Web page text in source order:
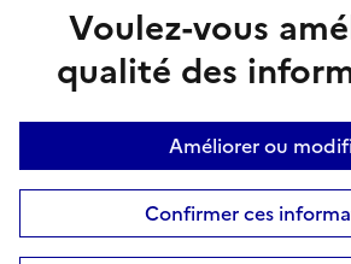
Voulez-vous
qualité des
Améliorer ou
Confirmer ces